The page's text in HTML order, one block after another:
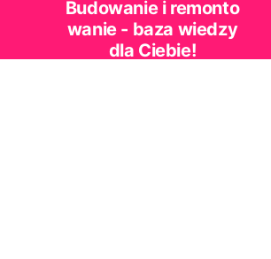
Budowanie i remonto
wanie - baza wiedzy
dla Ciebie!